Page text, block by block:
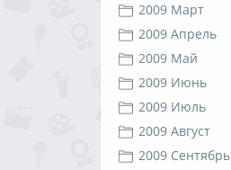
2009 Март
2009 Апрель
2009 Май
2009 Июнь
2009 Июль
2009 Август
2009 Сентябрь